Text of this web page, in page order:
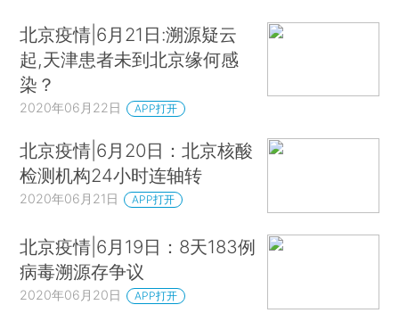
北京疫情|6月21日:溯源疑云
起,天津患者未到北京缘何感
染？
2020年06月22日 APP打开
北京疫情|6月20日：北京核酸
检测机构24小时连轴转
2020年06月21日 APP打开
北京疫情|6月19日：8天183例
病毒溯源存争议
2020年06月20日 APP打开